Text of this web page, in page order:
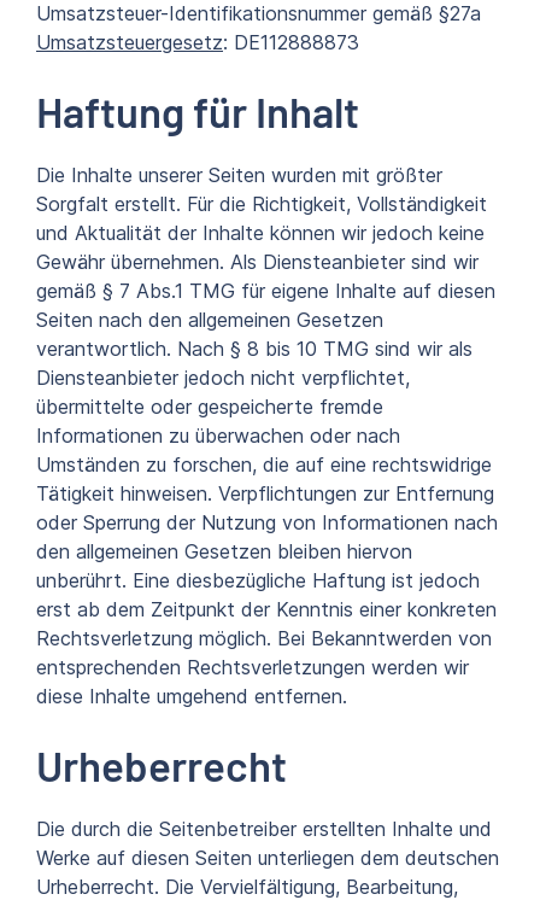
Umsatzsteuer-Identifikationsnummer gemäß §27a
Umsatzsteuergesetz: DE112888873
Haftung für Inhalt
Die Inhalte unserer Seiten wurden mit größter
Sorgfalt erstellt. Für die Richtigkeit, Vollständigkeit
und Aktualität der Inhalte können wir jedoch keine
Gewähr übernehmen. Als Diensteanbieter sind wir
gemäß § 7 Abs.1 TMG für eigene Inhalte auf diesen
Seiten nach den allgemeinen Gesetzen
verantwortlich. Nach § 8 bis 10 TMG sind wir als
Diensteanbieter jedoch nicht verpflichtet,
übermittelte oder gespeicherte fremde
Informationen zu überwachen oder nach
Umständen zu forschen, die auf eine rechtswidrige
Tätigkeit hinweisen. Verpflichtungen zur Entfernung
oder Sperrung der Nutzung von Informationen nach
den allgemeinen Gesetzen bleiben hiervon
unberührt. Eine diesbezügliche Haftung ist jedoch
erst ab dem Zeitpunkt der Kenntnis einer konkreten
Rechtsverletzung möglich. Bei Bekanntwerden von
entsprechenden Rechtsverletzungen werden wir
diese Inhalte umgehend entfernen.
Urheberrecht
Die durch die Seitenbetreiber erstellten Inhalte und
Werke auf diesen Seiten unterliegen dem deutschen
Urheberrecht. Die Vervielfältigung, Bearbeitung,